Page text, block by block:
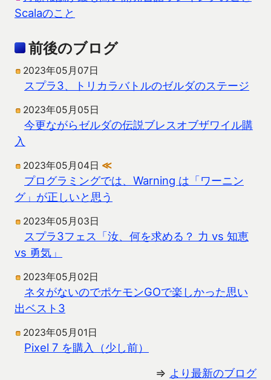
Scalaのこと
前後のブログ
2023年05月07日
スプラ3、トリカラバトルのゼルダのステージ
2023年05月05日
今更ながらゼルダの伝説ブレスオブザワイル購
入
2023年05月04日 ≪
プログラミングでは、Warning は「ワーニン
グ」が正しいと思う
2023年05月03日
スプラ3フェス「汝、何を求める？ 力 vs 知恵
vs 勇気」
2023年05月02日
ネタがないのでポケモンGOで楽しかった思い
出ベスト3
2023年05月01日
Pixel 7 を購入（少し前）
⇒ より最新のブログ